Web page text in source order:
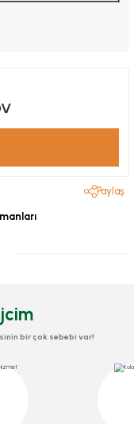
Paylaş
bir çok sebebi var!